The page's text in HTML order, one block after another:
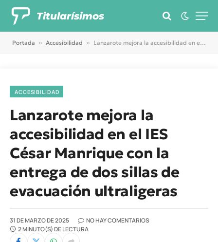
Titularísimos
Portada » Accesibilidad » Lanzarote mejora la accesibilidad en el IES César Manrique con la entrega de dos sillas de evacuación ultraligeras
ACCESIBILIDAD
Lanzarote mejora la
accesibilidad en el IES
César Manrique con la
entrega de dos sillas de
evacuación ultraligeras
31 DE MARZO DE 2025
NO HAY COMENTARIOS
2 MINUTO(S) DE LECTURA